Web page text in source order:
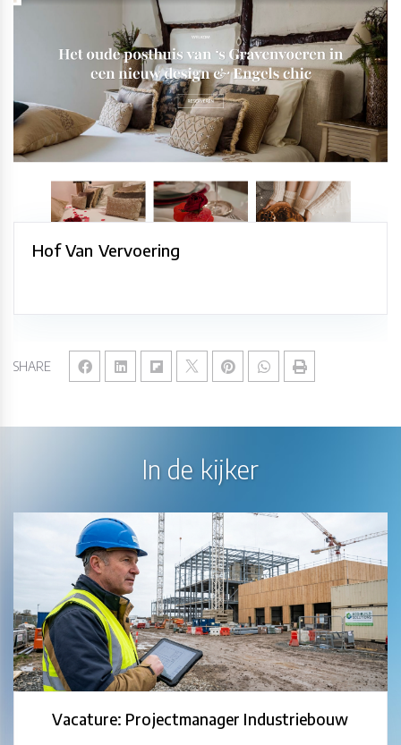
SHARE
Hof Van Vervoering
In de kijker
Vacature: Projectmanager Industriebouw